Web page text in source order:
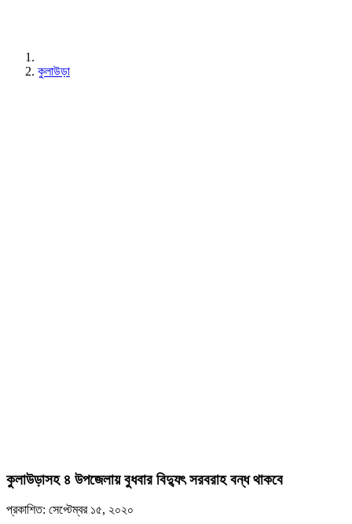
কুলাউড়া
কুলাউড়াসহ ৪ উপজেলায় বুধবার বিদ্যুৎ সরবরাহ বন্ধ থাকবে
প্রকাশিত: সেপ্টেম্বর ১৫, ২০২০